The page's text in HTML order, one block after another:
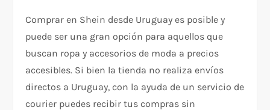
Comprar en Shein desde Uruguay es posible y
puede ser una gran opción para aquellos que
buscan ropa y accesorios de moda a precios
accesibles. Si bien la tienda no realiza envíos
directos a Uruguay, con la ayuda de un servicio de
courier puedes recibir tus compras sin